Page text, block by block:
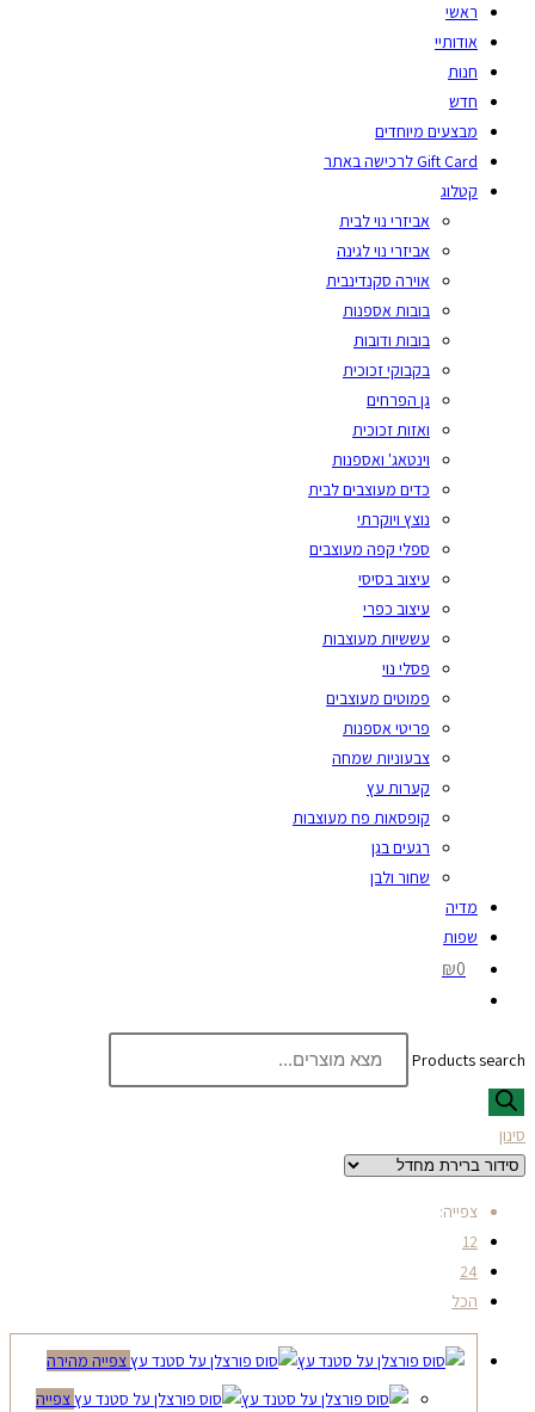
ראשי
אודותיי
חנות
חדש
מבצעים מיוחדים
Gift Card לרכישה באתר
קטלוג
אביזרי נוי לבית
אביזרי נוי לגינה
אוירה סקנדינבית
בובות אספנות
בובות ודובות
בקבוקי זכוכית
גן הפרחים
ואזות זכוכית
וינטאג' ואספנות
כדים מעוצבים לבית
נוצץ ויוקרתי
ספלי קפה מעוצבים
עיצוב בסיסי
עיצוב כפרי
עששיות מעוצבות
פסלי נוי
פמוטים מעוצבים
פריטי אספנות
צבעוניות שמחה
קערות עץ
קופסאות פח מעוצבות
רגעים בגן
שחור ולבן
מדיה
שפות
₪0
Products search
סינון
צפייה:
12
24
הכל
צפייה מהירה
צפייה